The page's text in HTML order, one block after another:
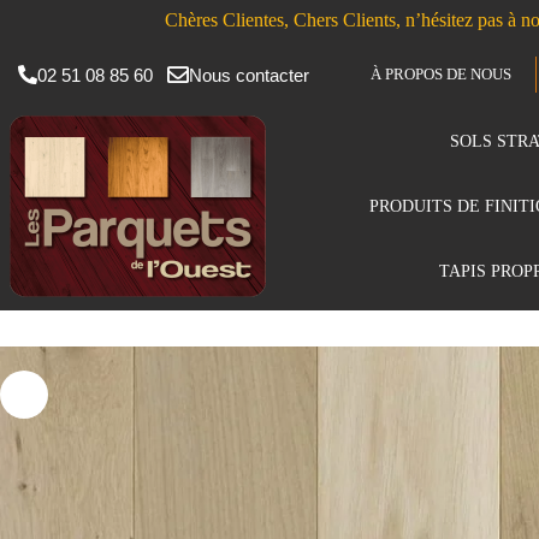
Chères Clientes, Chers Clients, n’hésitez pas à
02 51 08 85 60 Nous contacter À PROPOS DE NOUS
SOLS
PRODUITS DE
TAPIS